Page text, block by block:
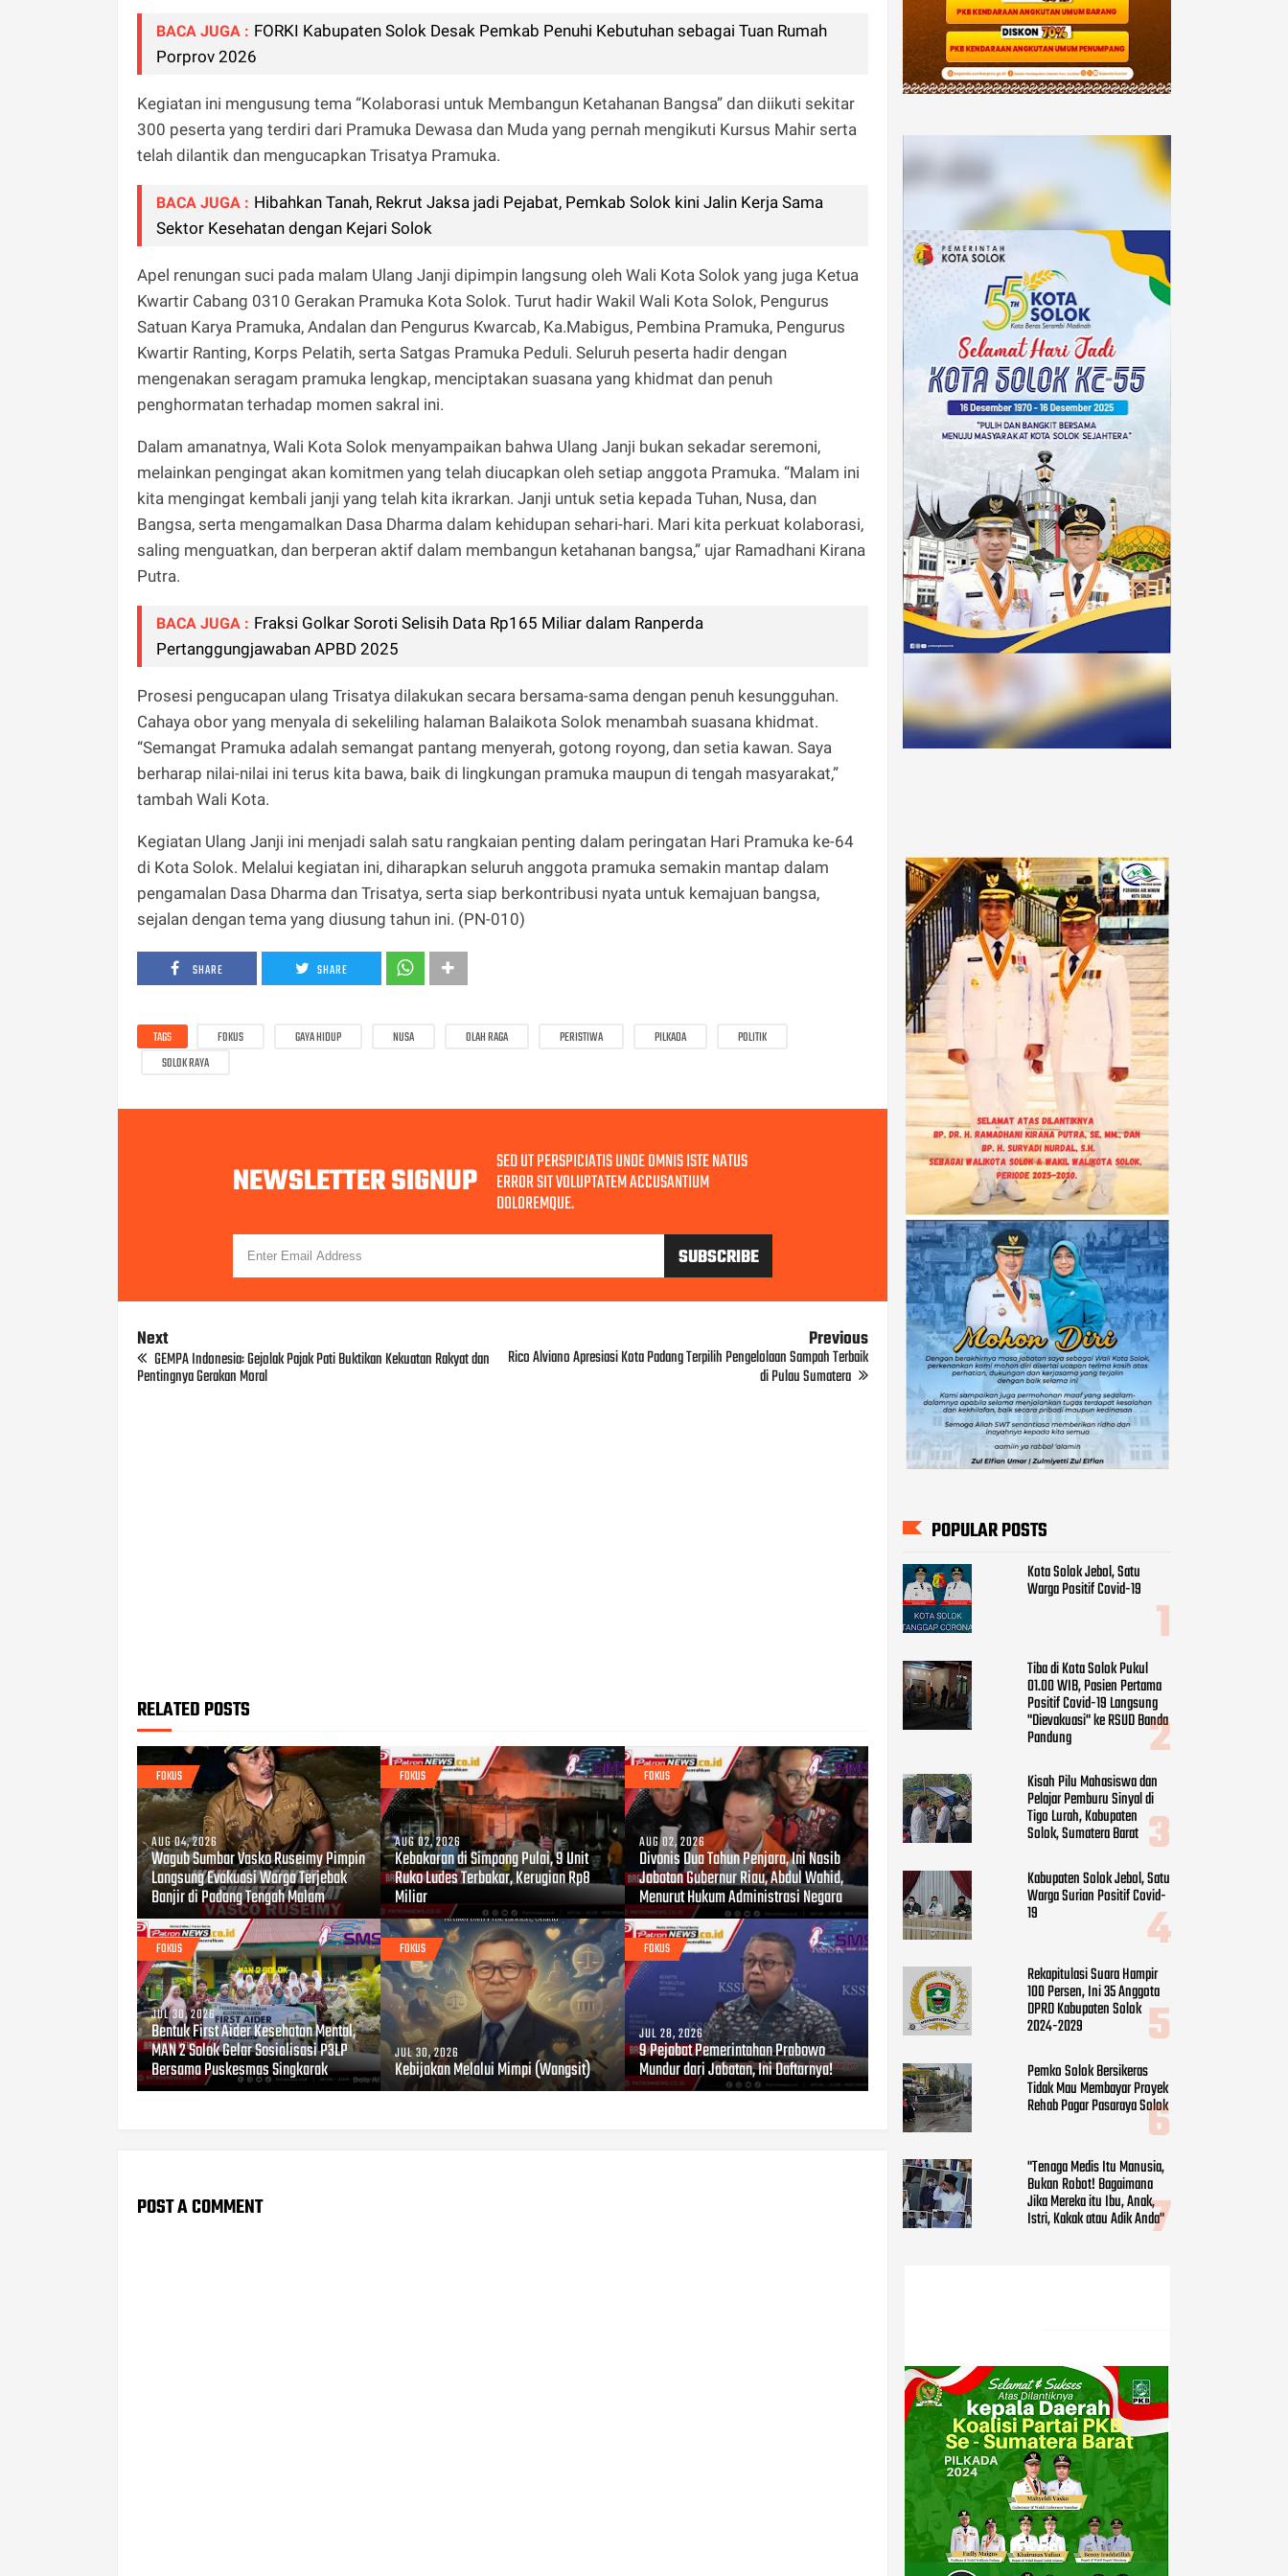
BACA JUGA : FORKI Kabupaten Solok Desak Pemkab Penuhi Kebutuhan sebagai Tuan Rumah
Porprov 2026
Kegiatan ini mengusung tema “Kolaborasi untuk Membangun Ketahanan Bangsa” dan diikuti sekitar
300 peserta yang terdiri dari Pramuka Dewasa dan Muda yang pernah mengikuti Kursus Mahir serta
telah dilantik dan mengucapkan Trisatya Pramuka.
BACA JUGA : Hibahkan Tanah, Rekrut Jaksa jadi Pejabat, Pemkab Solok kini Jalin Kerja Sama
Sektor Kesehatan dengan Kejari Solok
Apel renungan suci pada malam Ulang Janji dipimpin langsung oleh Wali Kota Solok yang juga Ketua
Kwartir Cabang 0310 Gerakan Pramuka Kota Solok. Turut hadir Wakil Wali Kota Solok, Pengurus
Satuan Karya Pramuka, Andalan dan Pengurus Kwarcab, Ka.Mabigus, Pembina Pramuka, Pengurus
Kwartir Ranting, Korps Pelatih, serta Satgas Pramuka Peduli. Seluruh peserta hadir dengan
mengenakan seragam pramuka lengkap, menciptakan suasana yang khidmat dan penuh
penghormatan terhadap momen sakral ini.
Dalam amanatnya, Wali Kota Solok menyampaikan bahwa Ulang Janji bukan sekadar seremoni,
melainkan pengingat akan komitmen yang telah diucapkan oleh setiap anggota Pramuka. “Malam ini
kita mengingat kembali janji yang telah kita ikrarkan. Janji untuk setia kepada Tuhan, Nusa, dan
Bangsa, serta mengamalkan Dasa Dharma dalam kehidupan sehari-hari. Mari kita perkuat kolaborasi,
saling menguatkan, dan berperan aktif dalam membangun ketahanan bangsa,” ujar Ramadhani Kirana
Putra.
BACA JUGA : Fraksi Golkar Soroti Selisih Data Rp165 Miliar dalam Ranperda
Pertanggungjawaban APBD 2025
Prosesi pengucapan ulang Trisatya dilakukan secara bersama-sama dengan penuh kesungguhan.
Cahaya obor yang menyala di sekeliling halaman Balaikota Solok menambah suasana khidmat.
“Semangat Pramuka adalah semangat pantang menyerah, gotong royong, dan setia kawan. Saya
berharap nilai-nilai ini terus kita bawa, baik di lingkungan pramuka maupun di tengah masyarakat,”
tambah Wali Kota.
Kegiatan Ulang Janji ini menjadi salah satu rangkaian penting dalam peringatan Hari Pramuka ke-64
di Kota Solok. Melalui kegiatan ini, diharapkan seluruh anggota pramuka semakin mantap dalam
pengamalan Dasa Dharma dan Trisatya, serta siap berkontribusi nyata untuk kemajuan bangsa,
sejalan dengan tema yang diusung tahun ini. (PN-010)
SHARE SHARE
TAGS FOKUS GAYA HIDUP NUSA OLAH RAGA PERISTIWA PILKADA
POLITIK
SOLOK RAYA
NEWSLETTER SIGNUP SED UT PERSPICIATIS UNDE OMNIS ISTE NATUS
ERROR SIT VOLUPTATEM ACCUSANTIUM
DOLOREMQUE.
Next
GEMPA Indonesia: Gejolak Pajak Pati Buktikan Kekuatan Rakyat dan
Pentingnya Gerakan Moral
Previous
Rico Alviano Apresiasi Kota Padang Terpilih Pengelolaan Sampah Terbaik
di Pulau Sumatera
RELATED POSTS
FOKUS
AUG 04, 2026
Wagub Sumbar Vasko Ruseimy Pimpin
Langsung Evakuasi Warga Terjebak
Banjir di Padang Tengah Malam
FOKUS
AUG 02, 2026
Kebakaran di Simpang Pulai, 9 Unit
Ruko Ludes Terbakar, Kerugian Rp8
Miliar
FOKUS
AUG 02, 2026
Divonis Dua Tahun Penjara, Ini Nasib
Jabatan Gubernur Riau, Abdul Wahid,
Menurut Hukum Administrasi Negara
FOKUS
JUL 30, 2026
Bentuk First Aider Kesehatan Mental,
MAN 2 Solok Gelar Sosialisasi P3LP
Bersama Puskesmas Singkarak
FOKUS
JUL 30, 2026
Kebijakan Melalui Mimpi (Wangsit)
FOKUS
JUL 28, 2026
9 Pejabat Pemerintahan Prabowo
Mundur dari Jabatan, Ini Daftarnya!
POST A COMMENT
POPULAR POSTS
Kota Solok Jebol, Satu
Warga Positif Covid-19
Tiba di Kota Solok Pukul
01.00 WIB, Pasien Pertama
Positif Covid-19 Langsung
"Dievakuasi" ke RSUD Banda
Pandung
Kisah Pilu Mahasiswa dan
Pelajar Pemburu Sinyal di
Tigo Lurah, Kabupaten
Solok, Sumatera Barat
Kabupaten Solok Jebol, Satu
Warga Surian Positif Covid-
19
Rekapitulasi Suara Hampir
100 Persen, Ini 35 Anggota
DPRD Kabupaten Solok
2024-2029
Pemko Solok Bersikeras
Tidak Mau Membayar Proyek
Rehab Pagar Pasaraya Solok
"Tenaga Medis Itu Manusia,
Bukan Robot! Bagaimana
Jika Mereka itu Ibu, Anak,
Istri, Kakak atau Adik Anda"